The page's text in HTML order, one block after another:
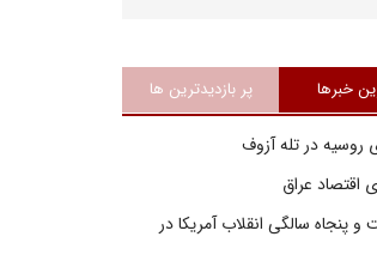
خبرها پر بازدیدترین ها
روسیه در تله آزوف
اقتصاد عراق
پنجاه سالگی انقلاب آمریکا در